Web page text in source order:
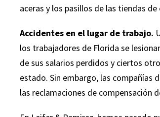
aceras y los pasillos de las tiendas
Accidentes en el lugar de trabajo.
los trabajadores de Florida se
de sus salarios perdidos y ciertos
estado. Sin embargo, las compañías
las reclamaciones de compensación